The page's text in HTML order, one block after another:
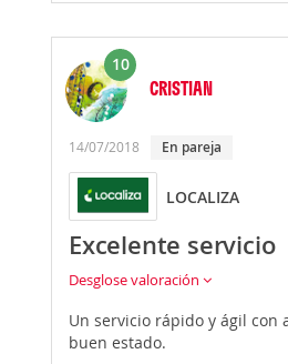
10
CRISTIAN
14/07/2018 En pareja
LOCALIZA
Excelente servicio
Desglose valoración
Un servicio rápido y ágil con
buen estado.